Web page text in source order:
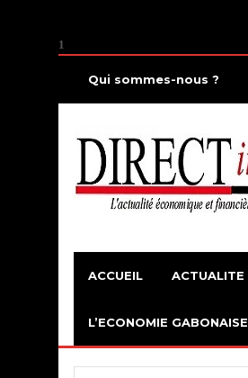
1
Qui sommes-nous ?
ACCUEIL ACTUALITE
L’ECONOMIE GABONAISE